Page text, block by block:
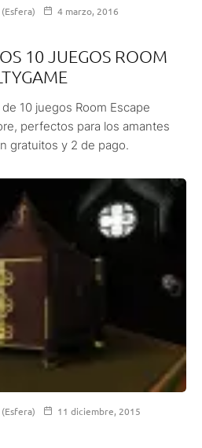
4 marzo, 2016
10 JUEGOS ROOM
10 juegos Room Escape
perfectos para los amantes
gratuitos y 2 de pago.
11 diciembre, 2015